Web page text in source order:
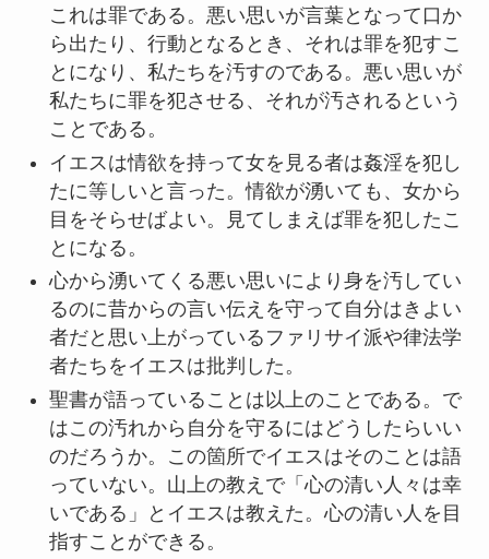
これは罪である。悪い思いが言葉となって口か
ら出たり、行動となるとき、それは罪を犯すこ
とになり、私たちを汚すのである。悪い思いが
私たちに罪を犯させる、それが汚されるという
ことである。
イエスは情欲を持って女を見る者は姦淫を犯し
たに等しいと言った。情欲が湧いても、女から
目をそらせばよい。見てしまえば罪を犯したこ
とになる。
心から湧いてくる悪い思いにより身を汚してい
るのに昔からの言い伝えを守って自分はきよい
者だと思い上がっているファリサイ派や律法学
者たちをイエスは批判した。
聖書が語っていることは以上のことである。で
はこの汚れから自分を守るにはどうしたらいい
のだろうか。この箇所でイエスはそのことは語
っていない。山上の教えで「心の清い人々は幸
いである」とイエスは教えた。心の清い人を目
指すことができる。